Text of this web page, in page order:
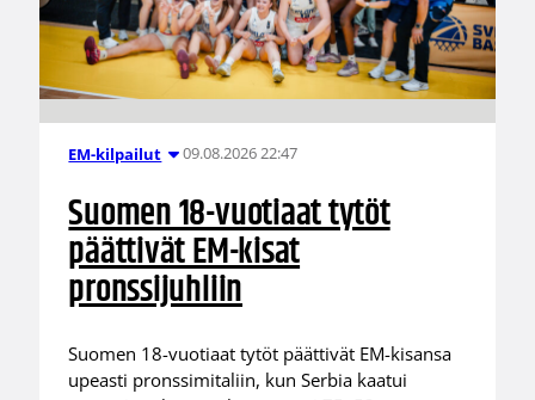
EM-kilpailut 09.08.2026 22:47
Suomen 18-vuotiaat tytöt
päättivät EM-kisat
pronssijuhliin
Suomen 18-vuotiaat tytöt päättivät EM-kisansa
upeasti pronssimitaliin, kun Serbia kaatui